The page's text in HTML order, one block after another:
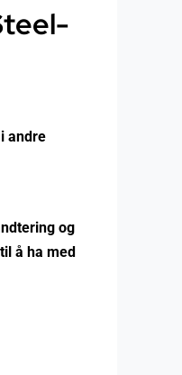
andre
og
å ha med